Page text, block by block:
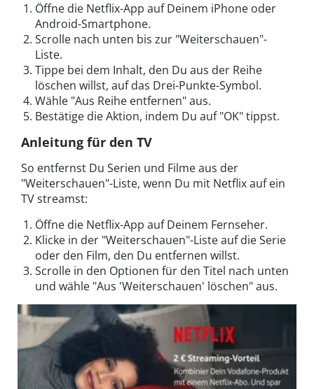
Öffne die Netflix-App auf Deinem iPhone oder
Android-Smartphone.
Scrolle nach unten bis zur "Weiterschauen"-
Liste.
Tippe bei dem Inhalt, den Du aus der Reihe
löschen willst, auf das Drei-Punkte-Symbol.
Wähle "Aus Reihe entfernen" aus.
Bestätige die Aktion, indem Du auf "OK" tippst.
Anleitung für den TV
So entfernst Du Serien und Filme aus der
"Weiterschauen"-Liste, wenn Du mit Netflix auf ein
TV streamst:
Öffne die Netflix-App auf Deinem Fernseher.
Klicke in der "Weiterschauen"-Liste auf die Serie
oder den Film, den Du entfernen willst.
Scrolle in den Optionen für den Titel nach unten
und wähle "Aus 'Weiterschauen' löschen" aus.